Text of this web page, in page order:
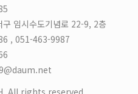
구 임시수도기념로 22-9, 2층
, 051-463-9987
All rights reserved.